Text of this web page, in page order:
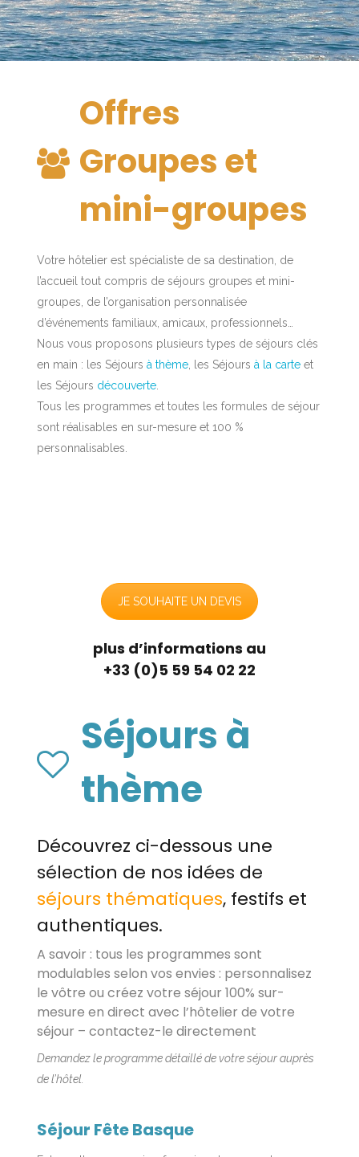
Offres
Groupes et
mini-groupes
Votre hôtelier est spécialiste de sa destination, de
l’accueil tout compris de séjours groupes et mini-
groupes, de l’organisation personnalisée
d’événements familiaux, amicaux, professionnels…
Nous vous proposons plusieurs types de séjours clés
en main : les Séjoursà thème , les Séjoursà la carte et
les Séjours découverte
Tous les programmes et toutes les formules de séjour
sont réalisables en sur-mesure et 100 %
personnalisables.
JE SOUHAITE UN DEVIS
plus d’informations au
+33 (0)5 59 54 02 22
Séjours à
thème
Découvrez ci-dessous une
sélection de nos idées de
séjours thématiques, festifs et
authentiques.
A savoir : tous les programmes sont
modulables selon vos envies : personnalisez
le vôtre ou créez votre séjour 100% sur-
mesure en direct avec l’hôtelier de votre
séjour – contactez-le directement
Demandez le programme détaillé de votre séjour auprès
de l’hôtel.
Séjour Fête Basque